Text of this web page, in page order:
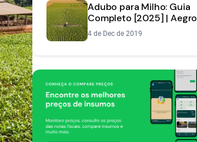
Adubo para Milho: Guia
Completo [2025] | Aegro
4 de Dec de 2019